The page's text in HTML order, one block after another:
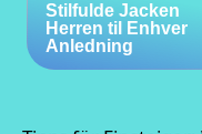
Stilfulde Jacken
Herren til Enhver
Anledning